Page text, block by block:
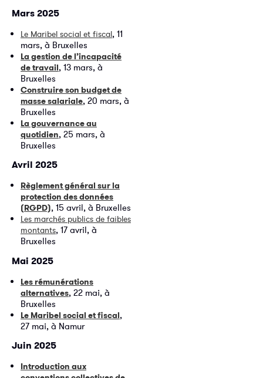
Mars 2025
Le Maribel social et fiscal, 11
mars, à Bruxelles
La gestion de l’incapacité
de travail, 13 mars, à
Bruxelles
Construire son budget de
masse salariale, 20 mars, à
Bruxelles
La gouvernance au
quotidien, 25 mars, à
Bruxelles
Avril 2025
Règlement général sur la
protection des données
(RGPD), 15 avril, à Bruxelles
Les marchés publics de faibles
montants, 17 avril, à
Bruxelles
Mai 2025
Les rémunérations
alternatives, 22 mai, à
Bruxelles
Le Maribel social et fiscal,
27 mai, à Namur
Juin 2025
Introduction aux